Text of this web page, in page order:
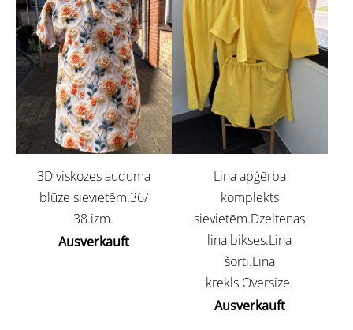
3D viskozes auduma
blūze sievietēm.36/
38.izm.
Ausverkauft
Lina apģērba
komplekts
sievietēm.Dzeltenas
lina bikses.Lina
šorti.Lina
krekls.Oversize.
Ausverkauft